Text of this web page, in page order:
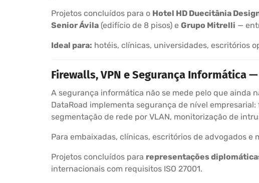
Projetos concluídos para o Hotel HD Duecitânia
Senior Ávila (edifício de 8 pisos) e Grupo Mitrelli —
Ideal para: hotéis, clínicas, universidades, escritórios
Firewalls, VPN e Segurança Informática
A segurança informática não se mede pelo que ainda
DataRoad implementa segurança de nível
segmentação de rede por VLAN, monitorização de
Para embaixadas, clínicas, escritórios de advogados
Projetos concluídos para representações
internacionais com requisitos ISO 27001.